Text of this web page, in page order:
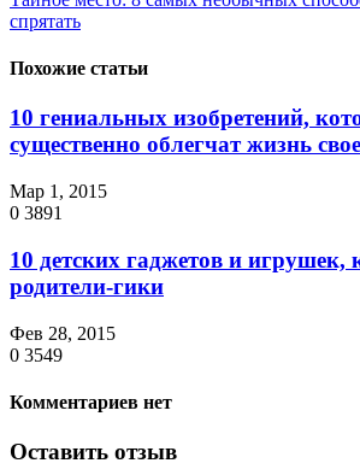
спрятать
Похожие статьи
10 гениальных изобретений,
существенно облегчат жизнь
Мар 1, 2015
0 3891
10 детских гаджетов и игрушек,
родители-гики
Фев 28, 2015
0 3549
Комментариев нет
Оставить отзыв